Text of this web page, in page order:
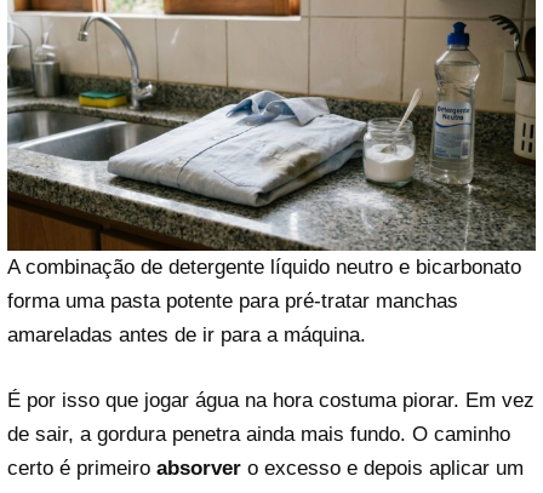
A combinação de detergente líquido neutro e bicarbonato
forma uma pasta potente para pré-tratar manchas
amareladas antes de ir para a máquina.
É por isso que jogar água na hora costuma piorar. Em vez
de sair, a gordura penetra ainda mais fundo. O caminho
certo é primeiro absorver o excesso e depois aplicar um